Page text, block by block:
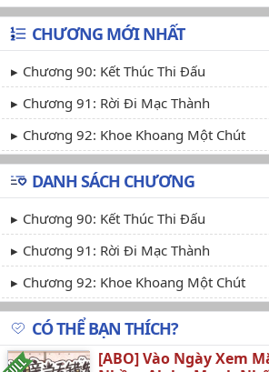
CHƯƠNG MỚI NHẤT
Chương 90: Kết Thúc Thi Đấu
Chương 91: Rời Đi Mạc Thành
Chương 92: Khoe Khoang Một Chút
DANH SÁCH CHƯƠNG
Chương 90: Kết Thúc Thi Đấu
Chương 91: Rời Đi Mạc Thành
Chương 92: Khoe Khoang Một Chút
CÓ THỂ BẠN THÍCH?
[ABO] Vào Ngày Xem